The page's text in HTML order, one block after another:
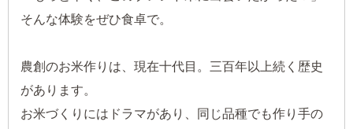
そんな体験をぜひ食卓で。
農創のお米作りは、現在十代目。三百年以上続く歴史
があります。
お米づくりにはドラマがあり、同じ品種でも作り手の